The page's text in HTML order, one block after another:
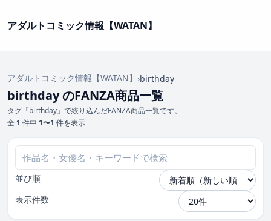
アダルトコミック情報【WATAN】
アダルトコミック情報【WATAN】 ›birthday
birthday のFANZA商品一覧
タグ「birthday」で絞り込んだFANZA商品一覧です。
全 1 件中 1〜1 件を表示
並び順
表示件数